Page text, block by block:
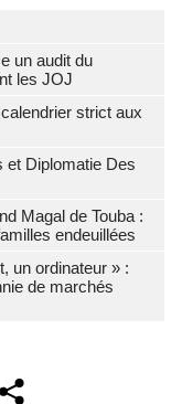
un audit du
les JOJ
strict aux
et Diplomatie Des
Magal de Touba :
endeuillées
un ordinateur » :
de marchés